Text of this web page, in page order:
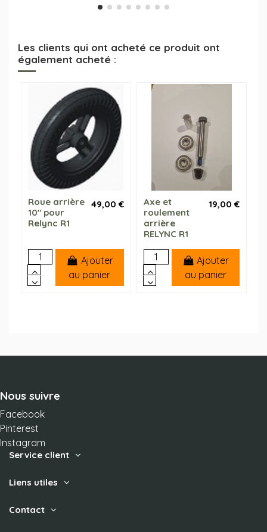
Les clients qui ont acheté ce produit ont
également acheté :
Roue arrière
10" pour
Relync R1
49,00 €
Ajouter
au panier
Axe et
roulement
arrière
RELYNC R1
19,00 €
Ajouter
au panier
Nous suivre
Facebook
Pinterest
Instagram
Service client
Liens utiles
Contact